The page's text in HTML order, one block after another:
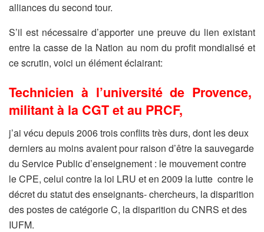
alliances du second tour.
S’il est nécessaire d’apporter une preuve du lien existant
entre la casse de la Nation au nom du profit mondialisé et
ce scrutin, voici un élément éclairant:
Technicien à l’université de Provence,
militant à la CGT et au PRCF,
j’ai vécu depuis 2006 trois conflits très durs, dont les deux
derniers au moins avaient pour raison d’être la sauvegarde
du Service Public d’enseignement : le mouvement contre
le CPE, celui contre la loi LRU et en 2009 la lutte contre le
décret du statut des enseignants- chercheurs, la disparition
des postes de catégorie C, la disparition du CNRS et des
IUFM.